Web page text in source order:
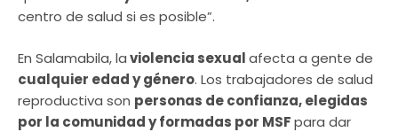
centro de salud si es posible”.
En Salamabila, laviolencia sexualafecta a gente de
cualquier edad y género. Los trabajadores de salud
reproductiva son personas de confianza, elegidas
por la comunidad y formadas por MSFpara dar